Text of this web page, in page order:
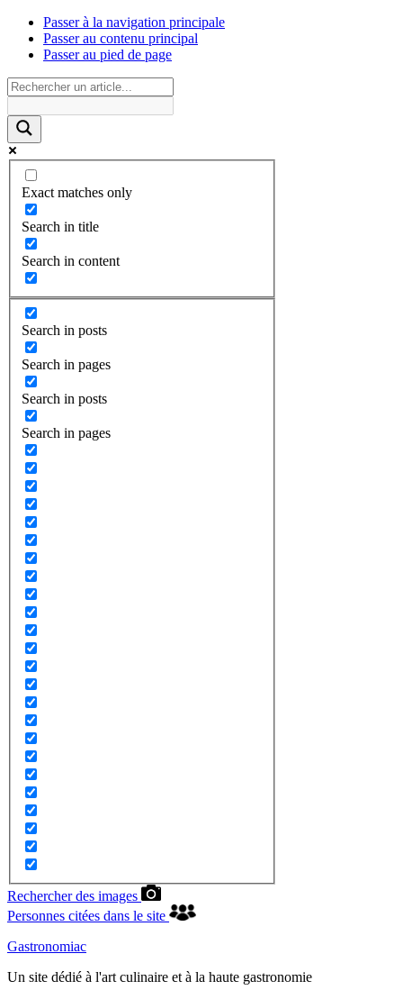
Passer à la navigation principale
Passer au contenu principal
Passer au pied de page
Exact matches only
Search in title
Search in content
Search in posts
Search in pages
Search in posts
Search in pages
Rechercher des images
Personnes citées dans le site
Gastronomiac
Un site dédié à l'art culinaire et à la haute gastronomie